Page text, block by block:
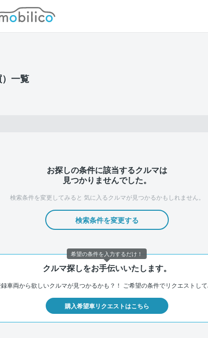
モビリコ
一覧
お探しの条件に該当するクルマは
見つかりませんでした。
検索条件を変更してみると 気に入るクルマが見つかるかもしれません。
検索条件を変更する
クルマ探しをお手伝いいたします。
車両から欲しいクルマが見つかるかも？！ ご希望の条件でリクエストして
購入希望車リクエストはこちら
希望の条件を入力するだけ！